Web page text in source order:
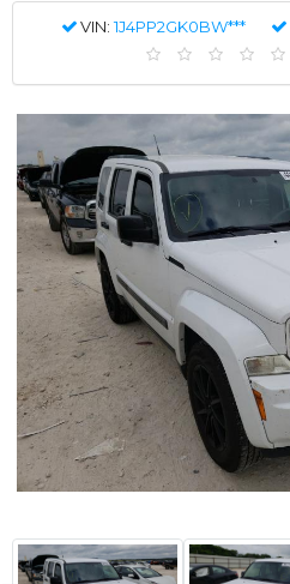
VIN:1J4PP2GK0BW***